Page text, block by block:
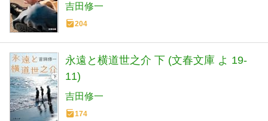
吉田修一
204
永遠と横道世之介 下 (文春文庫 よ 19-
11)
吉田修一
174